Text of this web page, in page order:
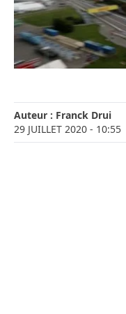
Auteur : Franck Drui
29 JUILLET 2020 - 10:55